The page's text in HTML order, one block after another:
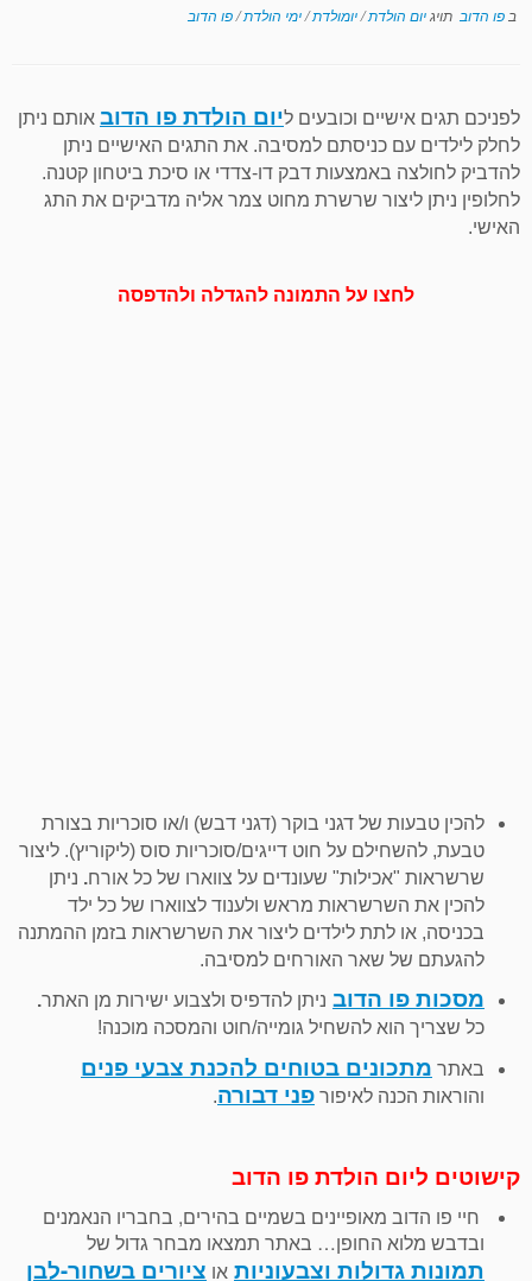
ב פו הדוב תויגיום הולדת/יומולדת/ימי הולדת/פו הדוב
לפניכם תגים אישיים וכובעים ליום הולדת פו הדוב אותם ניתן
לחלק לילדים עם כניסתם למסיבה. את התגים האישיים ניתן
להדביק לחולצה באמצעות דבק דו-צדדי או סיכת ביטחון קטנה.
לחלופין ניתן ליצור שרשרת מחוט צמר אליה מדביקים את התג
האישי.
לחצו על התמונה להגדלה ולהדפסה
להכין טבעות של דגני בוקר (דגני דבש) ו/או סוכריות בצורת
טבעת, להשחילם על חוט דייגים/סוכריות סוס (ליקוריץ). ליצור
שרשראות "אכילות" שעונדים על צווארו של כל אורח. ניתן
להכין את השרשראות מראש ולענוד לצווארו של כל ילד
בכניסה, או לתת לילדים ליצור את השרשראות בזמן ההמתנה
להגעתם של שאר האורחים למסיבה.
מסכות פו הדוב ניתן להדפיס ולצבוע ישירות מן האתר.
כל שצריך הוא להשחיל גומייה/חוט והמסכה מוכנה!
באתר מתכונים בטוחים להכנת צבעי פנים
והוראות הכנה לאיפור פני דבורה.
קישוטים ליום הולדת פו הדוב
חיי פו הדוב מאופיינים בשמיים בהירים, בחבריו הנאמנים
ובדבש מלוא החופן… באתר תמצאו מבחר גדול של
תמונות גדולות וצבעוניות או ציורים בשחור-לבן